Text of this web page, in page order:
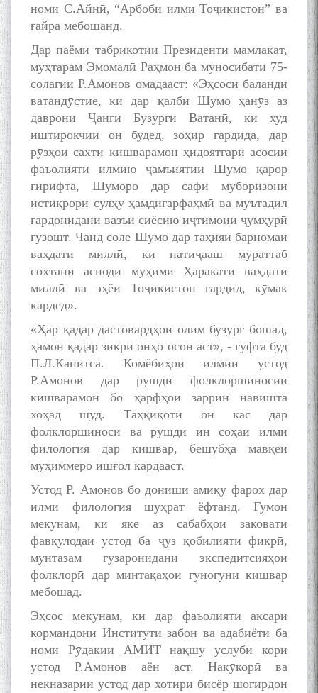
номи С.Айнӣ, “Арбоби илми Тоҷикистон” ва
ғайра мебошанд.
Дар паёми табрикотии Президенти мамлакат,
муҳтарам Эмомалӣ Раҳмон ба муносибати 75-
солагии Р.Амонов омадааст: «Эҳсоси баланди
ватандӯстие, ки дар қалби Шумо ҳанӯз аз
даврони Ҷанги Бузурги Ватанӣ, ки худ
иштирокчии он будед, зоҳир гардида, дар
рӯзҳои сахти кишварамон ҳидоятгари асосии
фаъолияти илмию ҷамъиятии Шумо қарор
гирифта, Шуморо дар сафи муборизони
истиқрори сулҳу ҳамдигарфаҳмӣ ва муътадил
гардонидани вазъи сиёсию иҷтимоии ҷумҳурӣ
гузошт. Чанд соле Шумо дар таҳияи барномаи
ваҳдати миллӣ, ки натиҷааш мураттаб
сохтани асноди муҳими Ҳаракати ваҳдати
миллӣ ва эҳёи Тоҷикистон гардид, кӯмак
кардед».
«Ҳар қадар дастовардҳои олим бузург бошад,
ҳамон қадар зикри онҳо осон аст», - гуфта буд
П.Л.Капитса. Комёбиҳои илмии устод
Р.Амонов дар рушди фолклоршиносии
кишварамон бо ҳарфҳои заррин навишта
хоҳад шуд. Таҳқиқоти он кас дар
фолклоршиносӣ ва рушди ин соҳаи илми
филология дар кишвар, бешубҳа мавқеи
муҳиммеро ишғол кардааст.
Устод Р. Амонов бо дониши амиқу фарох дар
илми филология шуҳрат ёфтанд. Гумон
мекунам, ки яке аз сабабҳои заковати
фавқулодаи устод ба ҷуз қобилияти фикрӣ,
мунтазам гузаронидани экспедитсияҳои
фолклорӣ дар минтақаҳои гуногуни кишвар
мебошад.
Эҳсос мекунам, ки дар фаъолияти аксари
кормандони Институти забон ва адабиёти ба
номи Рӯдакии АМИТ нақшу услуби кори
устод Р.Амонов аён аст. Накӯкорӣ ва
некназарии устод дар хотири бисёр шогирдон